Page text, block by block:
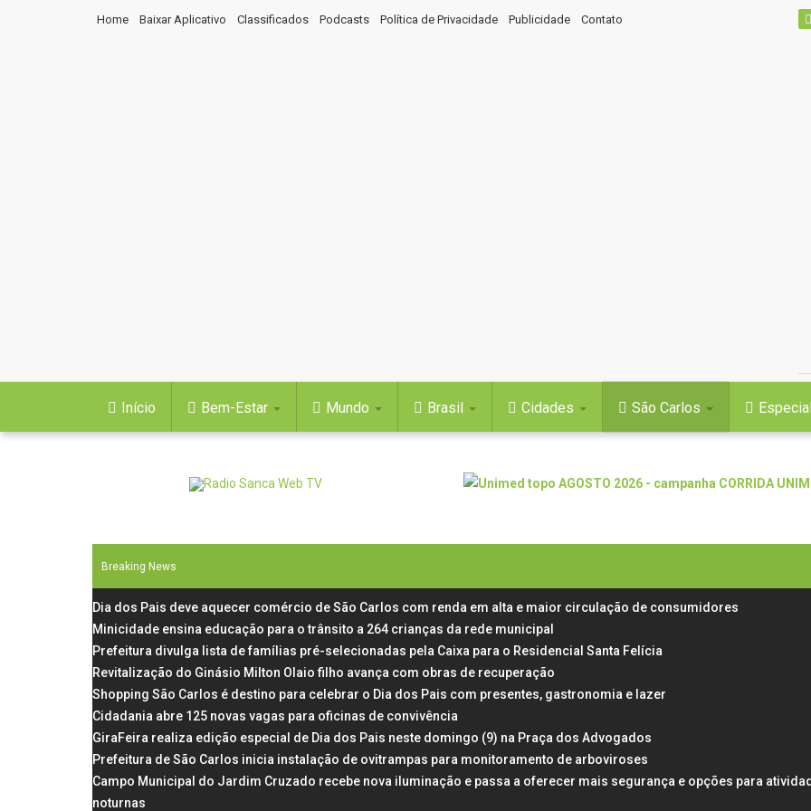
Home Baixar Aplicativo Classificados Podcasts Política de Privacidade Publicidade Contato
Início Bem-Estar Mundo Brasil Cidades São Carlos
Breaking News
Dia dos Pais deve aquecer comércio de São Carlos com renda em alta e maior circulação de consumidores
Minicidade ensina educação para o trânsito a 264 crianças da rede municipal
Prefeitura divulga lista de famílias pré-selecionadas pela Caixa para o Residencial Santa Felícia
Revitalização do Ginásio Milton Olaio filho avança com obras de recuperação
Shopping São Carlos é destino para celebrar o Dia dos Pais com presentes, gastronomia e lazer
Cidadania abre 125 novas vagas para oficinas de convivência
GiraFeira realiza edição especial de Dia dos Pais neste domingo (9) na Praça dos Advogados
Prefeitura de São Carlos inicia instalação de ovitrampas para monitoramento de arboviroses
Campo Municipal do Jardim Cruzado recebe nova iluminação e passa a oferecer mais segurança e opções para
noturnas